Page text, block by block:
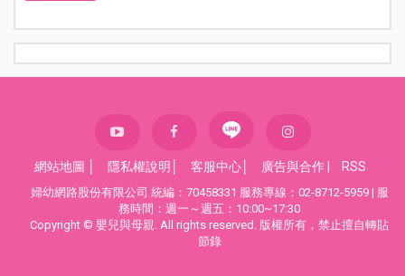
網站地圖 隱私權說明 客服中心 廣告與合作 RSS
婦幼網路股份有限公司 統編：70458331 服務專線：02-8712-5959 | 服
務時間：週一～週五：10:00~17:30
Copyright © 嬰兒與母親. All rights reserved. 版權所有，禁止擅自轉貼
節錄